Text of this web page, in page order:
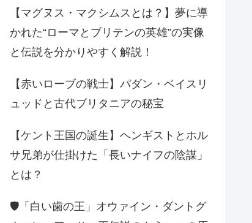
【マグヌス・マクシムスとは？】夢に導
かれた“ローマとブリテンの英雄”の実像
と伝説を分かりやすく解説！
【赤いローブの戦士】パダン・ベイスリ
ュッドと古代ブリタニアの秘宝
【ケント王国の誕生】ヘンギストとホル
サ兄弟が仕掛けた「長いナイフの陰謀」
とは？
🛡️「白い歯の王」オウァイン・ダントグ